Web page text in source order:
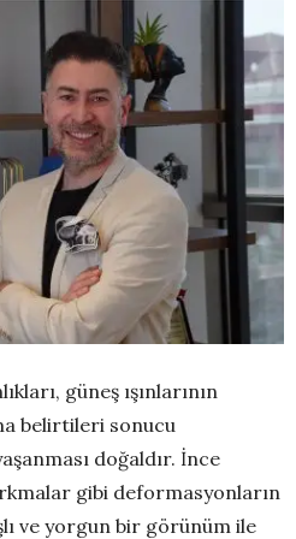
güneş ışınlarının
belirtileri sonucu
doğaldır. İnce
gibi deformasyonların
ve yorgun bir görünüm ile